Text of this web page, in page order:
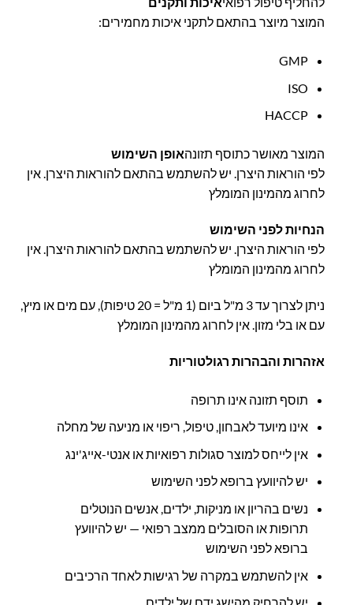
המוצר מיוצר בהתאם לתקני איכות מחמירים:
GMP
ISO
HACCP
המוצר מאושר כתוסף תזונהאופן השימוש
לפי הוראות היצרן. יש להשתמש בהתאם להוראות היצרן. אין
לחרוג מהמינון המומלץ
הנחיות לפני השימוש
לפי הוראות היצרן. יש להשתמש בהתאם להוראות היצרן. אין
לחרוג מהמינון המומלץ
ניתן לצרוך עד 3 מ"ל ביום (1 מ"ל = 20 טיפות), עם מים או מיץ,
עם או בלי מזון. אין לחרוג מהמינון המומלץ
אזהרות והבהרות רגולטוריות
תוסף תזונה אינו תרופה
אינו מיועד לאבחון, טיפול, ריפוי או מניעה של מחלה
אין לייחס למוצר סגולות רפואיות או אנטי-אייג'ינג
יש להיוועץ ברופא לפני השימוש
נשים בהריון או מניקות, ילדים, אנשים הנוטלים
תרופות או הסובלים ממצב רפואי — יש להיוועץ
ברופא לפני השימוש
אין להשתמש במקרה של רגישות לאחד הרכיבים